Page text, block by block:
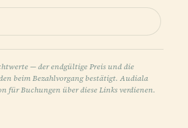
— der endgültige Preis und die
beim Bezahlvorgang bestätigt. Audiala
für Buchungen über diese Links verdienen.